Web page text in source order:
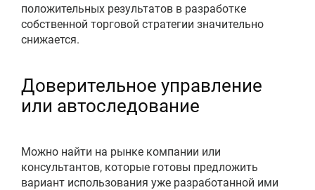
положительных результатов в разработке
собственной торговой стратегии значительно
снижается.
Доверительное управление
или автоследование
Можно найти на рынке компании или
консультантов, которые готовы предложить
вариант использования уже разработанной ими